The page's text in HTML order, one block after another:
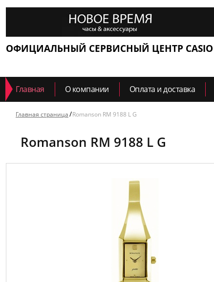
ОФИЦИАЛЬНЫЙ СЕРВИСНЫЙ ЦЕНТР CASIO
Главная О компании Оплата и доставка
Главная страница Romanson RM 9188 L G
Romanson RM 9188 L G